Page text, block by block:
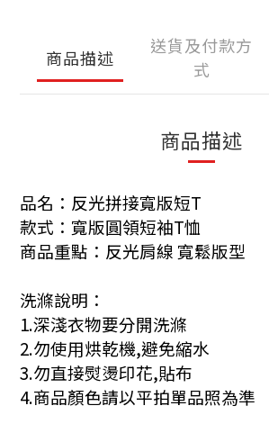
商品描述
送貨及付款方
式
商品描述
品名：反光拼接寬版短T
款式：寬版圓領短袖T恤
商品重點：反光肩線 寬鬆版型
洗滌說明：
1.深淺衣物要分開洗滌
2.勿使用烘乾機,避免縮水
3.勿直接熨燙印花,貼布
4.商品顏色請以平拍單品照為準